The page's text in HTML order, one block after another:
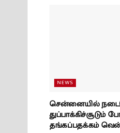
NEWS
சென்னையில்
துப்பாக்கிச்சூடும்
தங்கப்பதக்கம்